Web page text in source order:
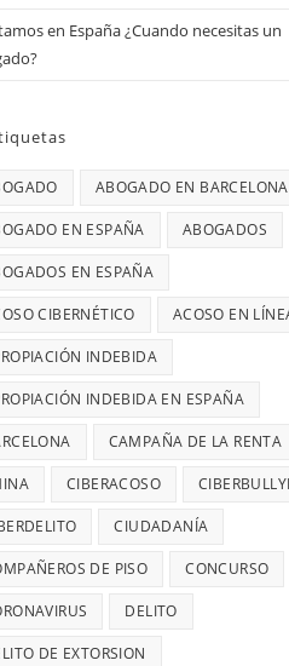
en España ¿Cuando necesitas un
ABOGADO EN BARCELONA
EN ESPAÑA ABOGADOS
EN ESPAÑA
CIBERNÉTICO ACOSO EN
INDEBIDA
INDEBIDA EN ESPAÑA
CAMPAÑA DE LA RENTA
CIBERACOSO
CIUDADANÍA
DE PISO CONCURSO
DELITO
DE EXTORSION